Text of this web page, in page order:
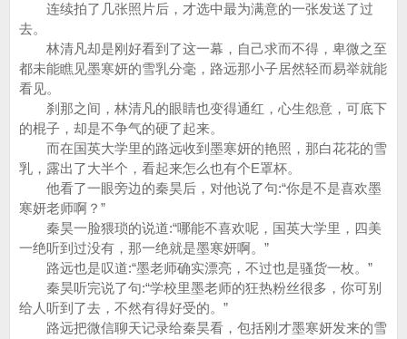
连续拍了几张照片后，才选中最为满意的一张发送了过
去。
林清凡却是刚好看到了这一幕，自己求而不得，卑微之至
都未能瞧见墨寒妍的雪乳分毫，路远那小子居然轻而易举就能
看见。
刹那之间，林清凡的眼睛也变得通红，心生怨意，可底下
的棍子，却是不争气的硬了起来。
而在国英大学里的路远收到墨寒妍的艳照，那白花花的雪
乳，露出了大半个，看起来怎么也有个E罩杯。
他看了一眼旁边的秦昊后，对他说了句:“你是不是喜欢墨
寒妍老师啊？”
秦昊一脸猥琐的说道:“哪能不喜欢呢，国英大学里，四美
一绝听到过没有，那一绝就是墨寒妍啊。”
路远也是叹道:“墨老师确实漂亮，不过也是骚货一枚。”
秦昊听完说了句:“学校里墨老师的狂热粉丝很多，你可别
给人听到了去，不然有得好受的。”
路远把微信聊天记录给秦昊看，包括刚才墨寒妍发来的雪